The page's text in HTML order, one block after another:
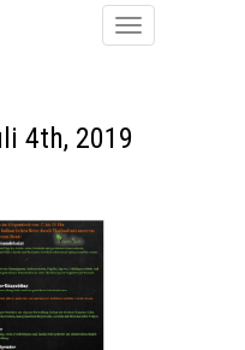
4th, 2019